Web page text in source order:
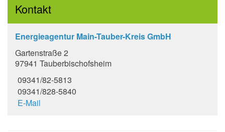
Kontakt
Energieagentur Main-Tauber-Kreis GmbH
Gartenstraße 2
97941 Tauberbischofsheim
09341/82-5813
09341/828-5840
E-Mail